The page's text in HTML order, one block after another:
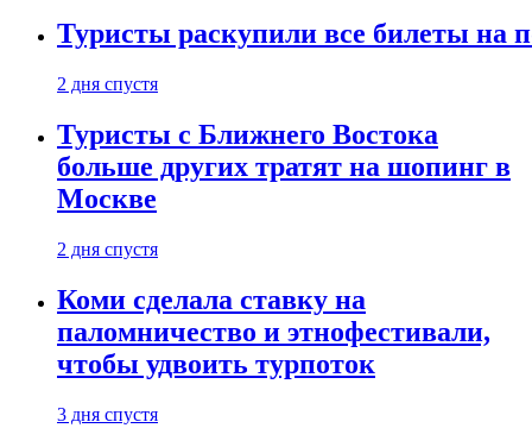
Туристы раскупили все билеты на
2 дня спустя
Туристы с Ближнего Востока
больше других тратят на шопинг в
Москве
2 дня спустя
Коми сделала ставку на
паломничество и этнофестивали,
чтобы удвоить турпоток
3 дня спустя